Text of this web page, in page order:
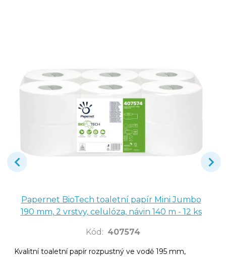
Papernet BioTech toaletní papír Mini Jumbo
190 mm, 2 vrstvy, celulóza, návin 140 m - 12 ks
Kód : 407574
Kvalitní toaletní papír rozpustný ve vodě 195 mm,